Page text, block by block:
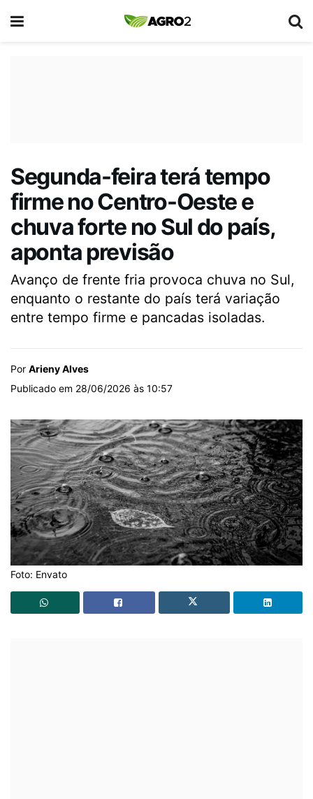
Segunda-feira terá tempo
firme no Centro-Oeste e
chuva forte no Sul do país,
aponta previsão
Avanço de frente fria provoca chuva no Sul,
enquanto o restante do país terá variação
entre tempo firme e pancadas isoladas.
Por Arieny Alves
Publicado em 28/06/2026 às 10:57
Foto: Envato